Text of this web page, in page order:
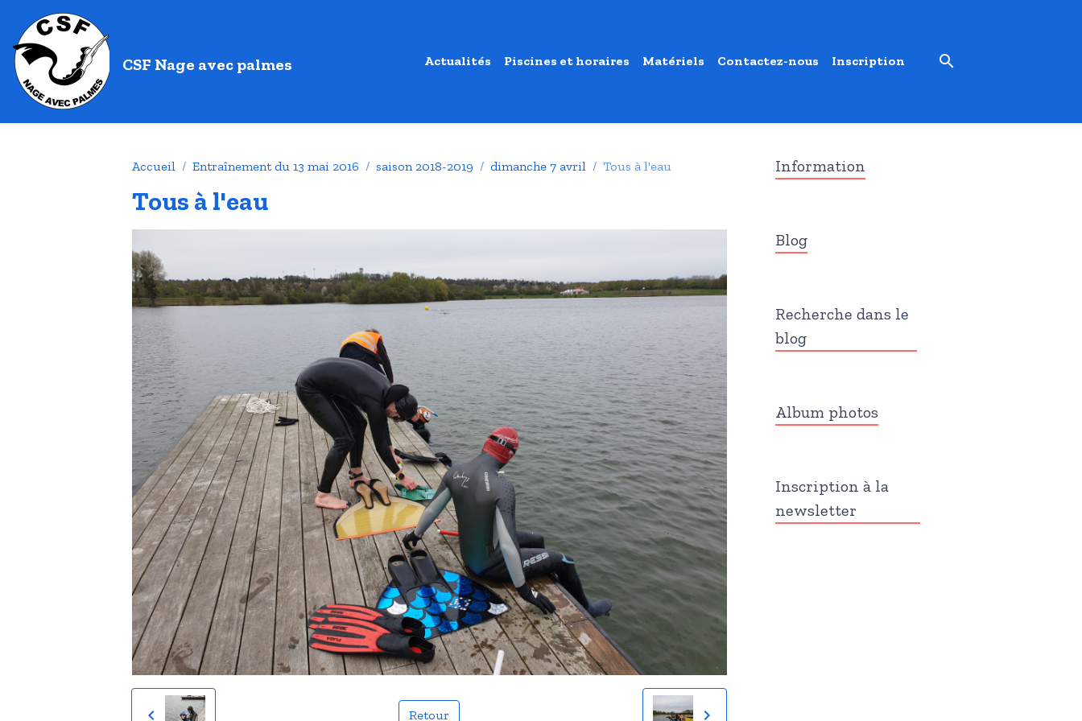
CSF Nage avec palmes Actualités Piscines et horaires Matériels Contactez-nous Inscription
Accueil Entraînement du 13 mai 2016 saison 2018-2019 dimanche 7 avril Tous à l'eau
Tous à l'eau
Retour
Information
Blog
Recherche dans le
blog
Album photos
Inscription à la
newsletter